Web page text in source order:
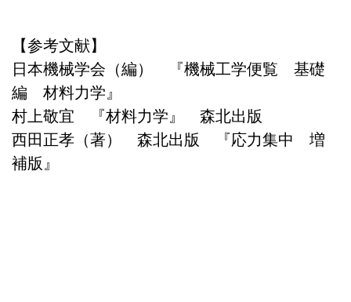
【参考文献】
日本機械学会（編） 『機械工学便覧 基礎
編 材料力学』
村上敬宜 『材料力学』 森北出版
西田正孝（著） 森北出版 『応力集中 増
補版』